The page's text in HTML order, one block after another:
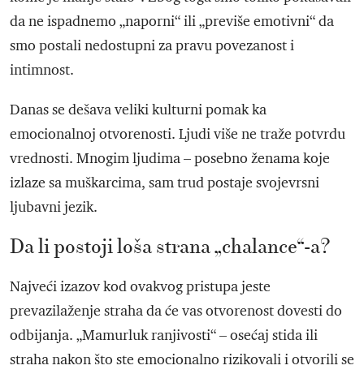
da ne ispadnemo „naporni“ ili „previše emotivni“ da
smo postali nedostupni za pravu povezanost i
intimnost.
Danas se dešava veliki kulturni pomak ka
emocionalnoj otvorenosti. Ljudi više ne traže potvrdu
vrednosti. Mnogim ljudima – posebno ženama koje
izlaze sa muškarcima, sam trud postaje svojevrsni
ljubavni jezik.
Da li postoji loša strana „chalance“-a?
Najveći izazov kod ovakvog pristupa jeste
prevazilaženje straha da će vas otvorenost dovesti do
odbijanja. „Mamurluk ranjivosti“ – osećaj stida ili
straha nakon što ste emocionalno rizikovali i otvorili se